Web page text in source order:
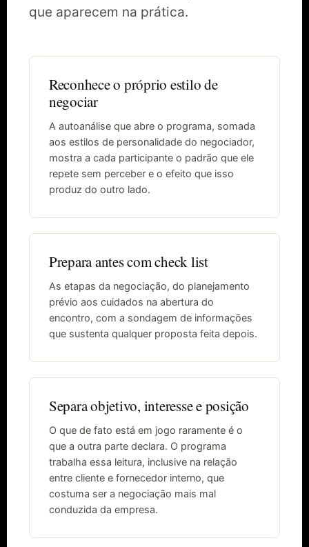
que aparecem na prática.
Reconhece o próprio estilo de
negociar
A autoanálise que abre o programa, somada
aos estilos de personalidade do negociador,
mostra a cada participante o padrão que ele
repete sem perceber e o efeito que isso
produz do outro lado.
Prepara antes com check list
As etapas da negociação, do planejamento
prévio aos cuidados na abertura do
encontro, com a sondagem de informações
que sustenta qualquer proposta feita depois.
Separa objetivo, interesse e posição
O que de fato está em jogo raramente é o
que a outra parte declara. O programa
trabalha essa leitura, inclusive na relação
entre cliente e fornecedor interno, que
costuma ser a negociação mais mal
conduzida da empresa.